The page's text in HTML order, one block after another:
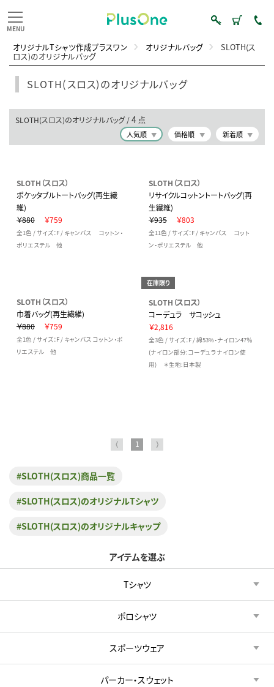
オリジナルTシャツ作成プラスワン オリジナルバッグ SLOTH(ス
ロス)のオリジナルバッグ
SLOTH(スロス)のオリジナルバッグ
SLOTH(スロス)のオリジナルバッグ /4点
人気順 価格順 新着順
SLOTH（スロス）
ポケッタブルトートバッグ(再生繊
維)
￥880
￥759
全1色 / サイズ：F / キャンバス コットン・
ポリエステル 他
SLOTH（スロス）
リサイクルコットントートバッグ(再
生繊維)
￥935
￥803
全11色 / サイズ：F / キャンバス コット
ン・ポリエステル 他
SLOTH（スロス）
巾着バッグ(再生繊維)
￥880
￥759
全1色 / サイズ：F / キャンバス コットン・ポ
リエステル 他
在庫限り
SLOTH（スロス）
コーデュラ サコッシュ
￥2,816
全3色 / サイズ：F / 綿53%・ナイロン47％
(ナイロン部分:コーデュラナイロン使
用) ＊生地:日本製
⟨ 1 ⟩
#SLOTH(スロス)商品一覧
#SLOTH(スロス)のオリジナルTシャツ
#SLOTH(スロス)のオリジナルキャップ
アイテムを選ぶ
Tシャツ
ポロシャツ
スポーツウェア
パーカー・スウェット